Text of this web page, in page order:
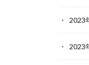
2023
2023